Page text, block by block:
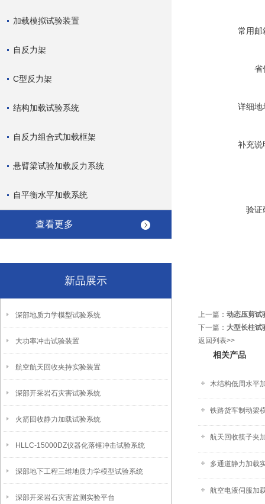
加载模拟试验装置
自反力架
C型反力架
结构加载试验系统
自反力组合式加载框架
悬臂梁试验加载反力系统
自平衡水平加载系统
查看更多
新品展示
深部地质力学模型试验系统
大功率冲击试验装置
航空航天回收夹持实验装置
深部开采岩石灾害试验系统
火箭回收静力加载试验系统
HLLC-15000DZ仪器化落锤冲击试验系统
深部地下工程三维地质力学模型试验系统
深部开采岩石灾害监测实验平台
常用邮
省
详细地
补充说
验证
上一篇： 动态压剪试
下一篇： 大型长柱试
返回列表>>
相关产品
木结构低周水平
铁路货车制动梁
航天回收筷子夹
多通道静力加载
航空电液伺服加